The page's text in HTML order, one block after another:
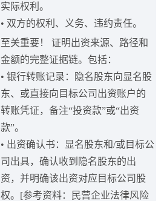
实际权利。
• 双方的权利、义务、违约责任。
至关重要！ 证明出资来源、路径和
金额的完整证据链。包括：
• 银行转账记录：隐名股东向显名股
东、或直接向目标公司出资账户的
转账凭证，备注“投资款”或“出资
款”。
• 出资确认书：显名股东和/或目标公
司出具，确认收到隐名股东的出
资，并明确该出资对应目标公司股
权。[参考资料：民营企业法律风险